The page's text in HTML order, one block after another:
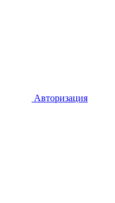
Авторизация